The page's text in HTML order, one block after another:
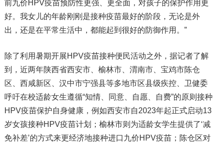
前九价HPV疫苗预防性更强、更全面，对孩子的保护作用更
好。我女儿的年龄刚刚是接种疫苗最好的阶段，无论是外
出，还是在平常生活中，都能起到很好的防御作用。”
除了利用暑期开展HPV疫苗接种便民活动之外，据记者了解
到，近两年陕西省西安市、榆林市、渭南市、宝鸡市陈仓
区、西咸新区、汉中市宁强县等多地市区县级疾控、卫健委
呼吁在校适龄女生遵循“知情、同意、自愿、自费”的原则接种
HPV疫苗保护自身健康，例如西安市自2023年起正式启动13
岁女孩接种HPV疫苗计划；榆林市则为适龄女学生提供了‘减
免补差’的方式来更经济地接种进口九价HPV疫苗；陈仓区对